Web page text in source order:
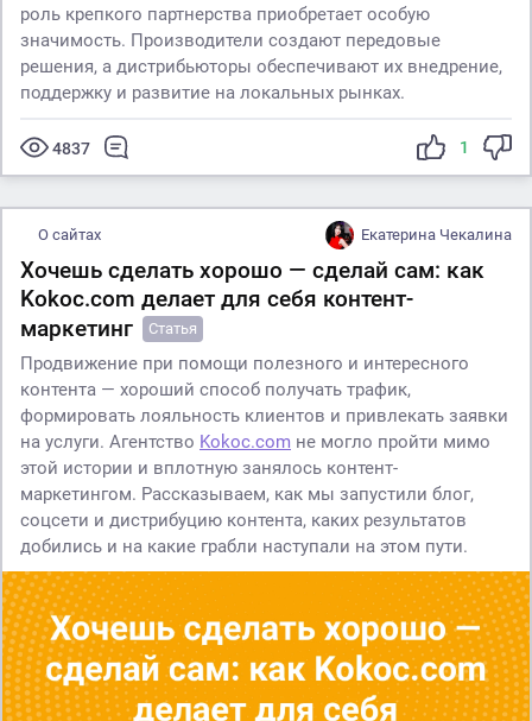
роль крепкого партнерства приобретает особую
значимость. Производители создают передовые
решения, а дистрибьюторы обеспечивают их внедрение,
поддержку и развитие на локальных рынках.
4837 1
О сайтах Екатерина Чекалина
Хочешь сделать хорошо — сделай сам: как
Kokoc.com делает для себя контент-
маркетинг
Статья
Продвижение при помощи полезного и интересного
контента — хороший способ получать трафик,
формировать лояльность клиентов и привлекать заявки
на услуги. Агентство Kokoc.com не могло пройти мимо
этой истории и вплотную занялось контент-
маркетингом. Рассказываем, как мы запустили блог,
соцсети и дистрибуцию контента, каких результатов
добились и на какие грабли наступали на этом пути.